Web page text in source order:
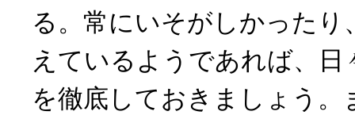
る。常にいそがしかったり
えているようであれば、
を徹底しておきましょう。